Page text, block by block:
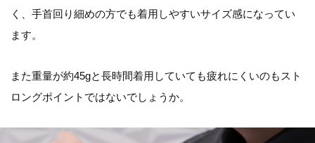
く、手首回り細めの方でも着用しやすいサイズ感になってい
ます。
また重量が約45gと長時間着用していても疲れにくいのもスト
ロングポイントではないでしょうか。